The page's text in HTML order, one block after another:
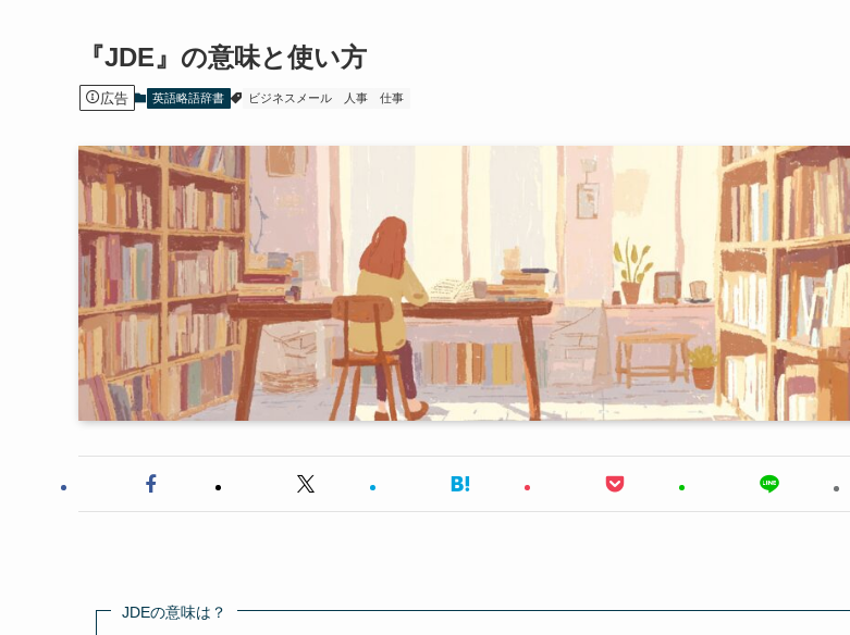
『JDE』の意味と使い方
広告 英語略語辞書 ビジネスメール 人事 仕事
JDEの意味は？